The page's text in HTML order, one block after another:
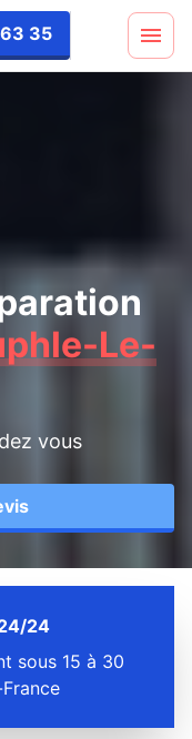
35
Le-
vous
24
sous 15 à 30